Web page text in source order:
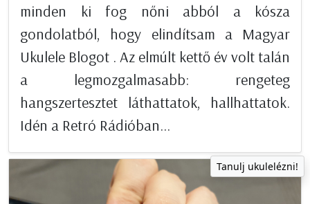
minden ki fog nőni abból a kósza
gondolatból, hogy elindítsam a Magyar
Ukulele Blogot . Az elmúlt kettő év volt talán
a legmozgalmasabb: rengeteg
hangszertesztet láthattatok, hallhattatok.
Idén a Retró Rádióban...
Tanulj ukulelézni!